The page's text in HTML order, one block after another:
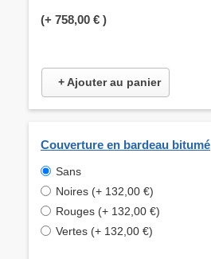
(+ 758,00 € )
+ Ajouter au panier
Couverture en bardeau bitumé
Sans
Noires (+ 132,00 €)
Rouges (+ 132,00 €)
Vertes (+ 132,00 €)